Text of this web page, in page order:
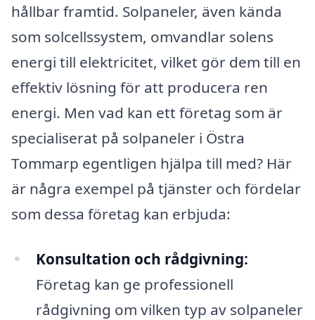
hållbar framtid. Solpaneler, även kända
som solcellssystem, omvandlar solens
energi till elektricitet, vilket gör dem till en
effektiv lösning för att producera ren
energi. Men vad kan ett företag som är
specialiserat på solpaneler i Östra
Tommarp egentligen hjälpa till med? Här
är några exempel på tjänster och fördelar
som dessa företag kan erbjuda:
Konsultation och rådgivning:
Företag kan ge professionell
rådgivning om vilken typ av solpaneler